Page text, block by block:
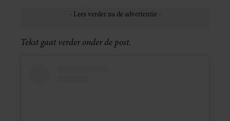
Tekst gaat verder onder de post.